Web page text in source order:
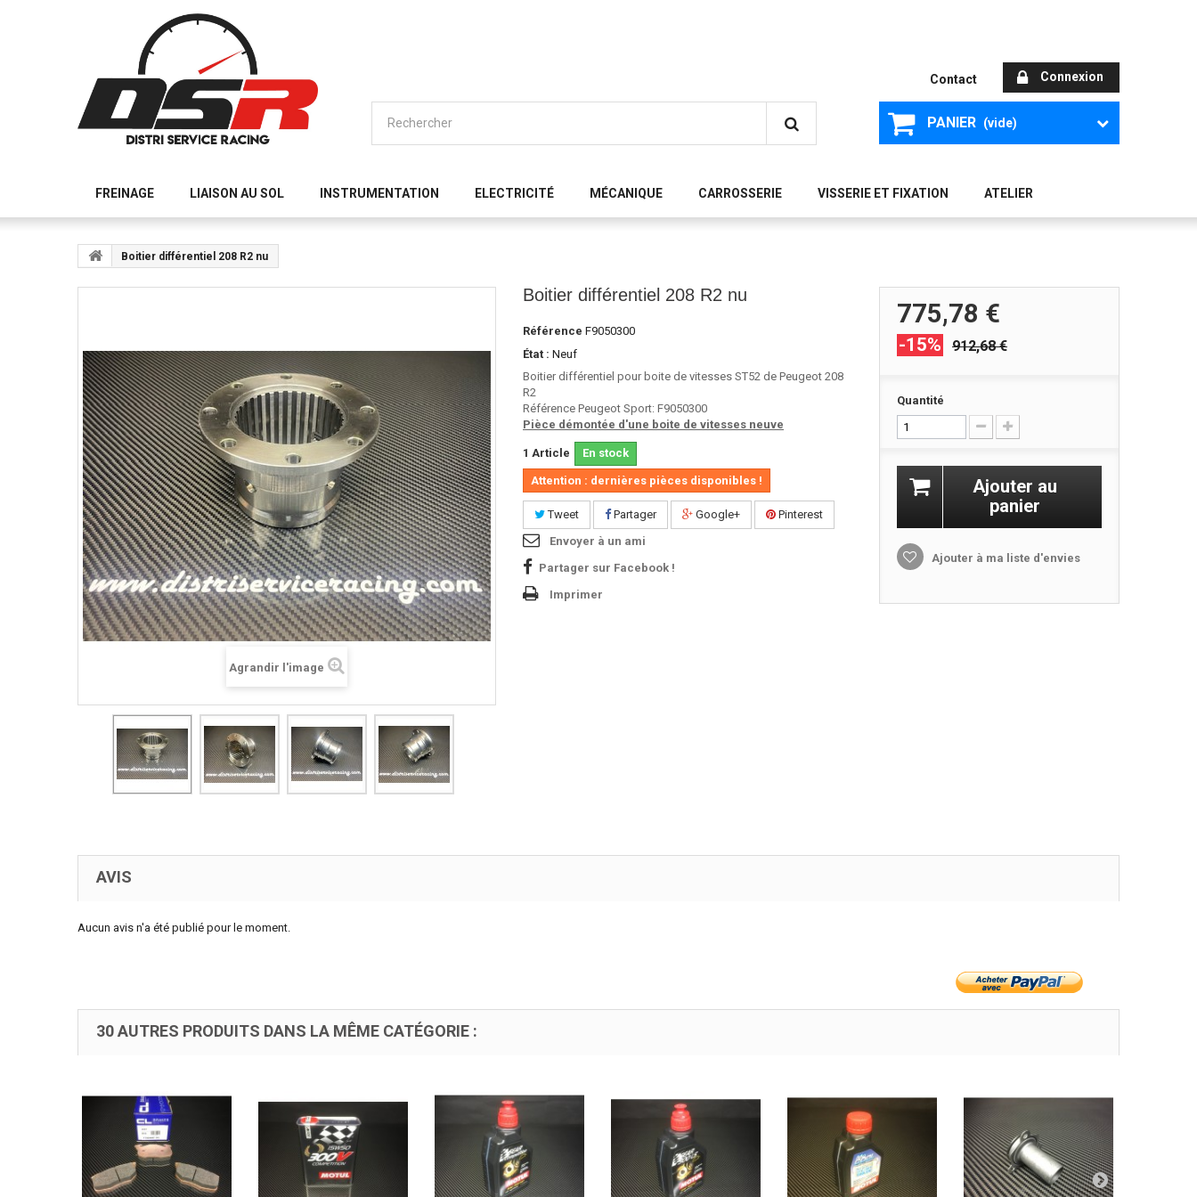
Connexion
Contact
PANIER (vide)
FREINAGE LIAISON AU SOL INSTRUMENTATION ELECTRICITÉ MÉCANIQUE CARROSSERIE VISSERIE ET FIXATION ATELIER
Boitier différentiel 208 R2 nu
Agrandir l'image
Boitier différentiel 208 R2 nu
Référence F9050300
État : Neuf
Boitier différentiel pour boite de vitesses ST52 de Peugeot 208
R2
Référence Peugeot Sport: F9050300
Pièce démontée d'une boite de vitesses neuve
1 Article En stock
Attention : dernières pièces disponibles !
Tweet Partager Google+
Pinterest
Envoyer à un ami
Partager sur Facebook !
Imprimer
775,78 €
-15% 912,68 €
Quantité
Ajouter au
panier
Ajouter à ma liste d'envies
AVIS
Aucun avis n'a été publié pour le moment.
30 AUTRES PRODUITS DANS LA MÊME CATÉGORIE :